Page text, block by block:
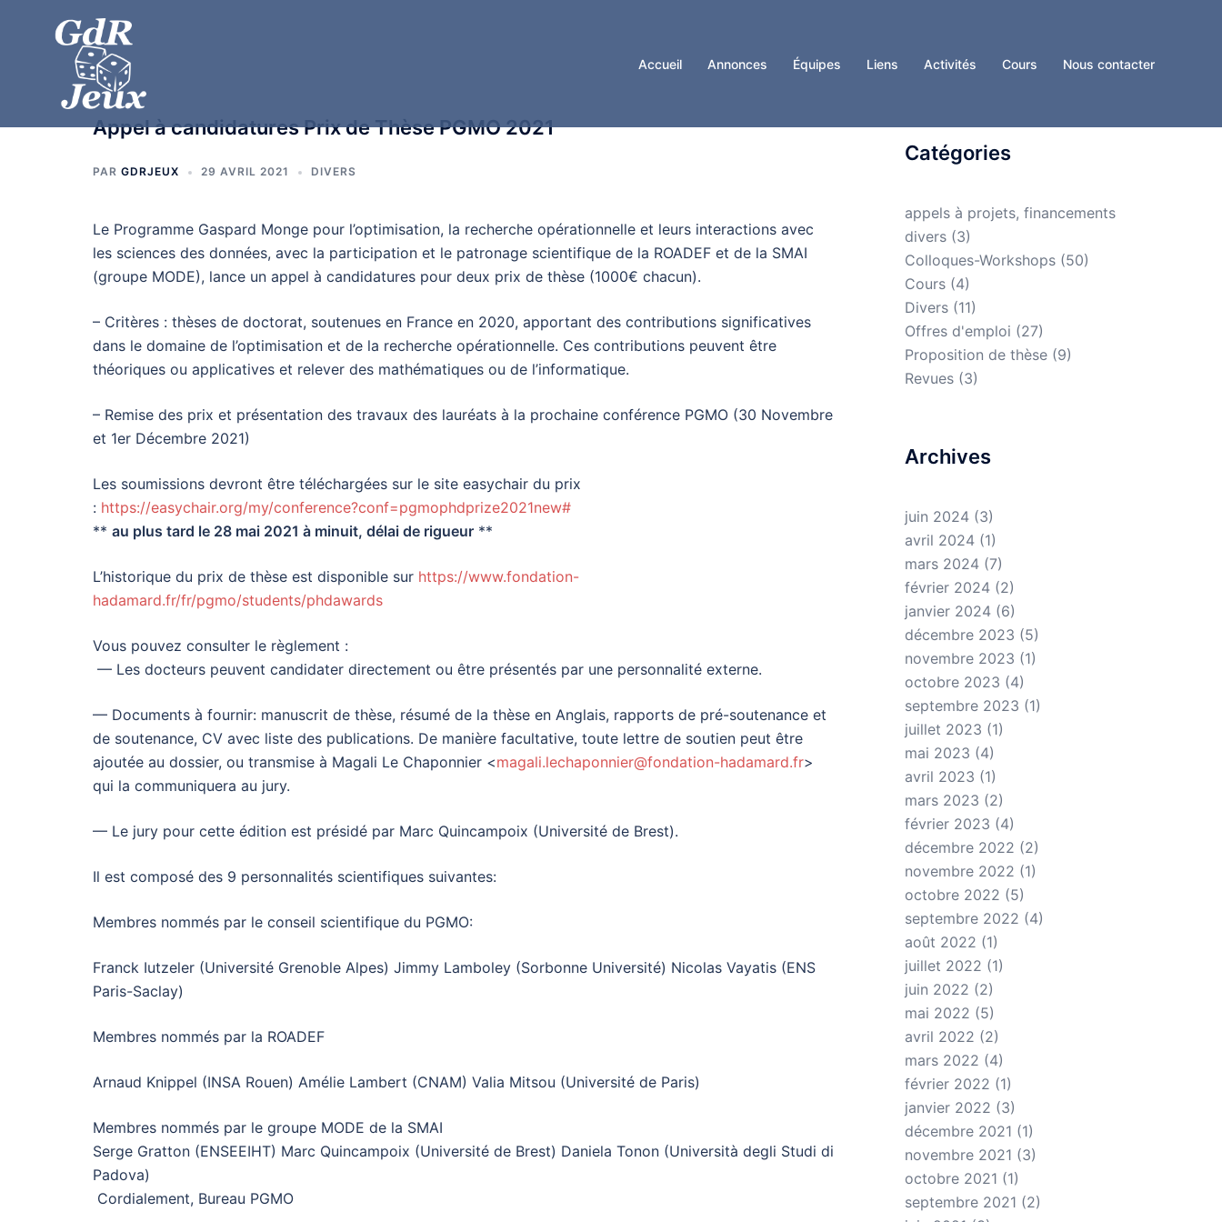
Accueil Annonces Équipes Liens Activités Cours Nous contacter
Appel à candidatures Prix de Thèse PGMO 2021
PAR GDRJEUX 29 AVRIL 2021 DIVERS
Le Programme Gaspard Monge pour l’optimisation, la recherche opérationnelle et leurs interactions avec
les sciences des données, avec la participation et le patronage scientifique de la ROADEF et de la SMAI
(groupe MODE), lance un appel à candidatures pour deux prix de thèse (1000€ chacun).
– Critères : thèses de doctorat, soutenues en France en 2020, apportant des contributions significatives
dans le domaine de l’optimisation et de la recherche opérationnelle. Ces contributions peuvent être
théoriques ou applicatives et relever des mathématiques ou de l’informatique.
– Remise des prix et présentation des travaux des lauréats à la prochaine conférence PGMO (30 Novembre
et 1er Décembre 2021)
Les soumissions devront être téléchargées sur le site easychair du prix
: https://easychair.org/my/conference?conf=pgmophdprize2021new#
** au plus tard le 28 mai 2021 à minuit, délai de rigueur **
L’historique du prix de thèse est disponible sur https://www.fondation-
hadamard.fr/fr/pgmo/students/phdawards
Vous pouvez consulter le règlement :
— Les docteurs peuvent candidater directement ou être présentés par une personnalité externe.
— Documents à fournir: manuscrit de thèse, résumé de la thèse en Anglais, rapports de pré-soutenance et
de soutenance, CV avec liste des publications. De manière facultative, toute lettre de soutien peut être
ajoutée au dossier, ou transmise à Magali Le Chaponnier <magali.lechaponnier@fondation-hadamard.fr>
qui la communiquera au jury.
— Le jury pour cette édition est présidé par Marc Quincampoix (Université de Brest).
Il est composé des 9 personnalités scientifiques suivantes:
Membres nommés par le conseil scientifique du PGMO:
Franck Iutzeler (Université Grenoble Alpes) Jimmy Lamboley (Sorbonne Université) Nicolas Vayatis (ENS
Paris-Saclay)
Membres nommés par la ROADEF
Arnaud Knippel (INSA Rouen) Amélie Lambert (CNAM) Valia Mitsou (Université de Paris)
Membres nommés par le groupe MODE de la SMAI
Serge Gratton (ENSEEIHT) Marc Quincampoix (Université de Brest) Daniela Tonon (Università degli Studi di
Padova)
Cordialement, Bureau PGMO
Catégories
appels à projets, financements
divers(3)
Colloques-Workshops(50)
Cours(4)
Divers(11)
Offres d'emploi (27)
Proposition de thèse(9)
Revues(3)
Archives
juin 2024(3)
avril 2024(1)
mars 2024(7)
février 2024(2)
janvier 2024(6)
décembre 2023 (5)
novembre 2023 (1)
octobre 2023 (4)
septembre 2023 (1)
juillet 2023 (1)
mai 2023 (4)
avril 2023 (1)
mars 2023 (2)
février 2023 (4)
décembre 2022 (2)
novembre 2022 (1)
octobre 2022 (5)
septembre 2022 (4)
août 2022 (1)
juillet 2022 (1)
juin 2022 (2)
mai 2022 (5)
avril 2022 (2)
mars 2022 (4)
février 2022 (1)
janvier 2022 (3)
décembre 2021 (1)
novembre 2021 (3)
octobre 2021 (1)
septembre 2021 (2)